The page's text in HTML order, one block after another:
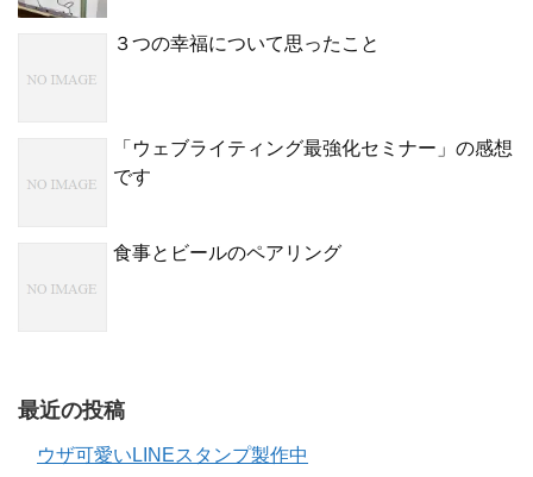
３つの幸福について思ったこと
「ウェブライティング最強化セミナー」の感想
です
食事とビールのペアリング
最近の投稿
ウザ可愛いLINEスタンプ製作中